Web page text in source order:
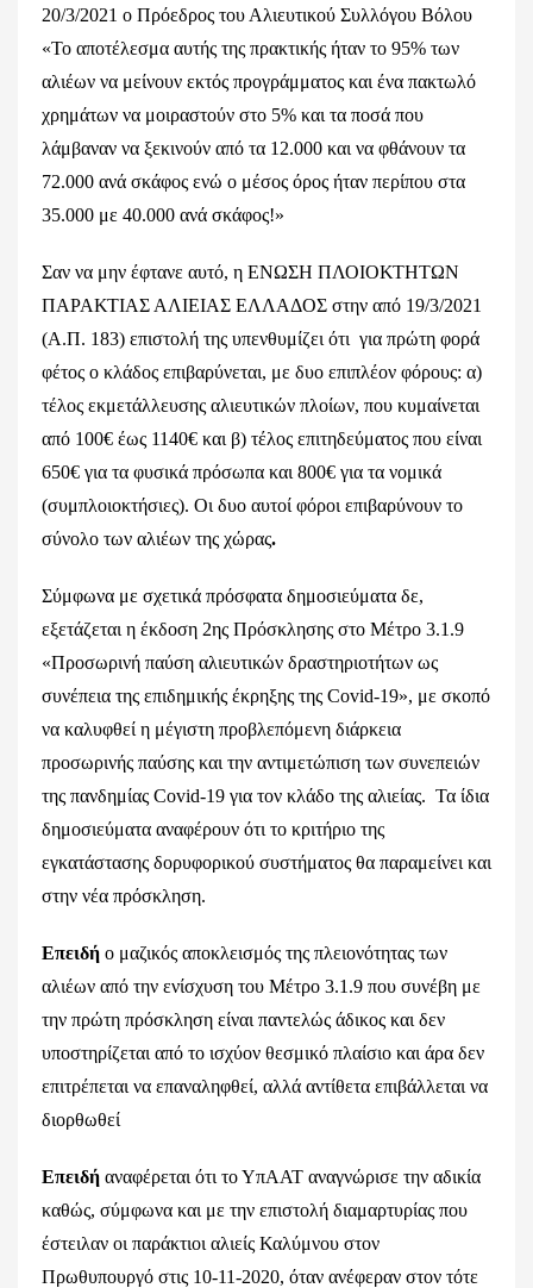
20/3/2021 ο Πρόεδρος του Αλιευτικού Συλλόγου Βόλου
«Το αποτέλεσμα αυτής της πρακτικής ήταν το 95% των
αλιέων να μείνουν εκτός προγράμματος και ένα πακτωλό
χρημάτων να μοιραστούν στο 5% και τα ποσά που
λάμβαναν να ξεκινούν από τα 12.000 και να φθάνουν τα
72.000 ανά σκάφος ενώ ο μέσος όρος ήταν περίπου στα
35.000 με 40.000 ανά σκάφος!»
Σαν να μην έφτανε αυτό, η ΕΝΩΣΗ ΠΛΟΙΟΚΤΗΤΩΝ
ΠΑΡΑΚΤΙΑΣ ΑΛΙΕΙΑΣ ΕΛΛΑΔΟΣ στην από 19/3/2021
(Α.Π. 183) επιστολή της υπενθυμίζει ότι για πρώτη φορά
φέτος ο κλάδος επιβαρύνεται, με δυο επιπλέον φόρους: α)
τέλος εκμετάλλευσης αλιευτικών πλοίων, που κυμαίνεται
από 100€ έως 1140€ και β) τέλος επιτηδεύματος που είναι
650€ για τα φυσικά πρόσωπα και 800€ για τα νομικά
(συμπλοιοκτήσιες). Οι δυο αυτοί φόροι επιβαρύνουν το
σύνολο των αλιέων της χώρας.
Σύμφωνα με σχετικά πρόσφατα δημοσιεύματα δε,
εξετάζεται η έκδοση 2ης Πρόσκλησης στο Μέτρο 3.1.9
«Προσωρινή παύση αλιευτικών δραστηριοτήτων ως
συνέπεια της επιδημικής έκρηξης της Covid-19», με σκοπό
να καλυφθεί η μέγιστη προβλεπόμενη διάρκεια
προσωρινής παύσης και την αντιμετώπιση των συνεπειών
της πανδημίας Covid-19 για τον κλάδο της αλιείας. Τα ίδια
δημοσιεύματα αναφέρουν ότι το κριτήριο της
εγκατάστασης δορυφορικού συστήματος θα παραμείνει και
στην νέα πρόσκληση.
Επειδή ο μαζικός αποκλεισμός της πλειονότητας των
αλιέων από την ενίσχυση του Μέτρο 3.1.9 που συνέβη με
την πρώτη πρόσκληση είναι παντελώς άδικος και δεν
υποστηρίζεται από το ισχύον θεσμικό πλαίσιο και άρα δεν
επιτρέπεται να επαναληφθεί, αλλά αντίθετα επιβάλλεται να
διορθωθεί
Επειδή αναφέρεται ότι το ΥπΑΑΤ αναγνώρισε την αδικία
καθώς, σύμφωνα και με την επιστολή διαμαρτυρίας που
έστειλαν οι παράκτιοι αλιείς Καλύμνου στον
Πρωθυπουργό στις 10-11-2020, όταν ανέφεραν στον τότε